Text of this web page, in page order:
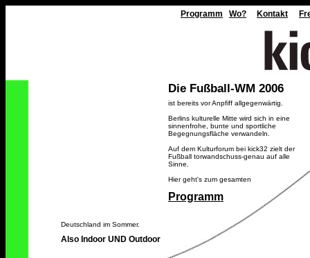
Programm Wo? Kontakt
Die Fußball-WM 2006
ist bereits vor Anpfiff allgegenwärtig.
Berlins kulturelle Mitte wird sich in eine
sinnenfrohe, bunte und sportliche
Begegnungsfläche verwandeln.
Auf dem Kulturforum bei kick32 zielt der
Fußball torwandschuss-genau auf alle
Sinne.
Hier geht's zum gesamten
Programm
Deutschland im Sommer.
Also Indoor UND Outdoor